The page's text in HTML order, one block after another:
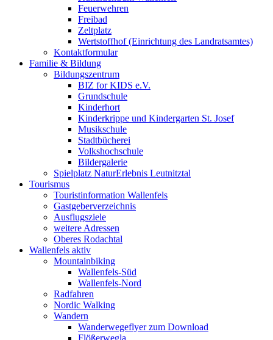
Feuerwehren
Freibad
Zeltplatz
Wertstoffhof (Einrichtung des Landratsamtes)
Kontaktformular
Familie & Bildung
Bildungszentrum
BIZ for KIDS e.V.
Grundschule
Kinderhort
Kinderkrippe und Kindergarten St. Josef
Musikschule
Stadtbücherei
Volkshochschule
Bildergalerie
Spielplatz NaturErlebnis Leutnitztal
Tourismus
Touristinformation Wallenfels
Gastgeberverzeichnis
Ausflugsziele
weitere Adressen
Oberes Rodachtal
Wallenfels aktiv
Mountainbiking
Wallenfels-Süd
Wallenfels-Nord
Radfahren
Nordic Walking
Wandern
Wanderwegeflyer zum Download
Flößerwegla